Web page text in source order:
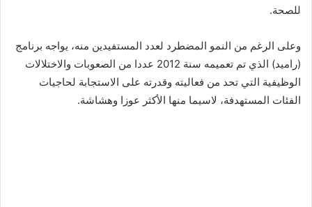
للصحة.
وعلى الرغم من النمو المضطرد لعدد المستفيدين منه، يواجه برنامج
(راميد) الذي تم تعميمه سنة 2012 عددا من الصعوبات والاختلالات
الوظيفية التي تحد من فعاليته وقدرته على الاستجابة لحاجيات
الفئات المستهدفة، لاسيما منها الأكثر عوزا وهشاشة.